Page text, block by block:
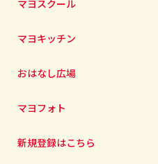
マヨスクール
マヨキッチン
おはなし広場
マヨフォト
新規登録はこちら